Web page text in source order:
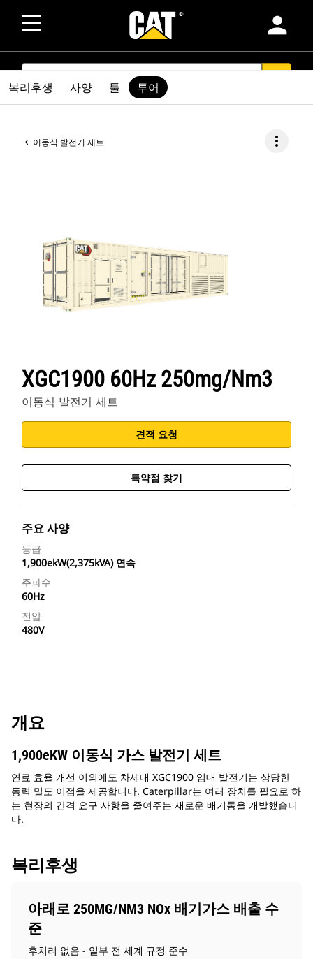
person
SEARCH
이동식 발전기 세트 more_vert
XGC1900 60Hz 250mg/Nm3
이동식 발전기 세트
견적 요청
특약점 찾기
주요 사양
등급
1,900ekW(2,375kVA) 연속
주파수
60Hz
전압
480V
복리후생 사양 툴 투어
개요
1,900eKW 이동식 가스 발전기 세트
연료 효율 개선 이외에도 차세대 XGC1900 임대 발전기는 상당한
동력 밀도 이점을 제공합니다. Caterpillar는 여러 장치를 필요로 하
는 현장의 간격 요구 사항을 줄여주는 새로운 배기통을 개발했습니
다.
복리후생
아래로 250MG/NM3 NOx 배기가스 배출 수
준
후처리 없음 - 일부 전 세계 규정 준수